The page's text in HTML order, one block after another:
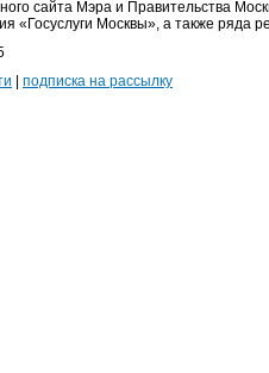
сайта Мэра и Правительства
«Госуслуги Москвы», а также ряда
подписка на рассылку